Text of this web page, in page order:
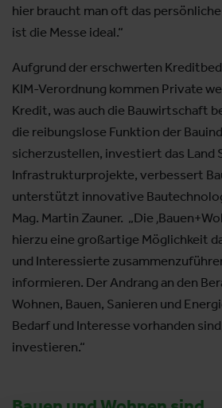
hier braucht man oft das
ist die Messe ideal.“
Aufgrund der erschwerten
KIM-Verordnung kommen Private
Kredit, was auch die Bauwirtschaft
die reibungslose Funktion der
sicherzustellen, investiert das Land
Infrastrukturprojekte, verbessert
unterstützt innovative
Mag. Martin Zauner. „Die
hierzu eine großartige Möglichkeit
und Interessierte
informieren. Der Andrang an den
Wohnen, Bauen, Sanieren und
Bedarf und Interesse vorhanden
investieren.“